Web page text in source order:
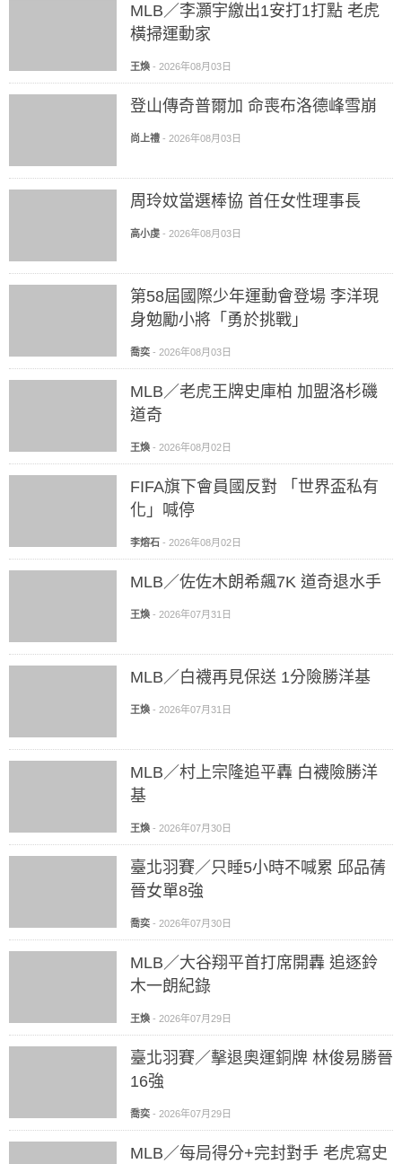
MLB／李灝宇繳出1安打1打點 老虎
橫掃運動家
王煥 - 2026年08月03日
登山傳奇普爾加 命喪布洛德峰雪崩
尚上禮 - 2026年08月03日
周玲妏當選棒協 首任女性理事長
高小虔 - 2026年08月03日
第58屆國際少年運動會登場 李洋現
身勉勵小將「勇於挑戰」
喬奕 - 2026年08月03日
MLB／老虎王牌史庫柏 加盟洛杉磯
道奇
王煥 - 2026年08月02日
FIFA旗下會員國反對 「世界盃私有
化」喊停
李熔石 - 2026年08月02日
MLB／佐佐木朗希飆7K 道奇退水手
王煥 - 2026年07月31日
MLB／白襪再見保送 1分險勝洋基
王煥 - 2026年07月31日
MLB／村上宗隆追平轟 白襪險勝洋
基
王煥 - 2026年07月30日
臺北羽賽／只睡5小時不喊累 邱品蒨
晉女單8強
喬奕 - 2026年07月30日
MLB／大谷翔平首打席開轟 追逐鈴
木一朗紀錄
王煥 - 2026年07月29日
臺北羽賽／擊退奧運銅牌 林俊易勝晉
16強
喬奕 - 2026年07月29日
MLB／每局得分+完封對手 老虎寫史